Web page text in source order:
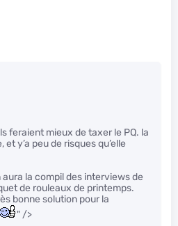
feraient mieux de taxer le PQ. la
y’a peu de risques qu’elle
la compil des interviews de
de rouleaux de printemps.
bonne solution pour la
" />